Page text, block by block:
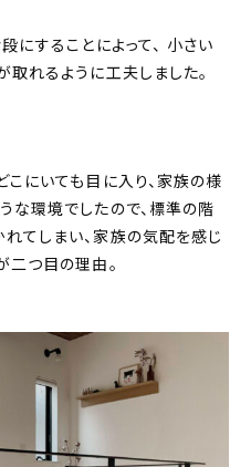
にすることによって、 小さい
れるように工夫しました。
にいても目に入り、家族の様
な環境でしたので、標準の階
てしまい、家族の気配を感じ
二つ目の理由。